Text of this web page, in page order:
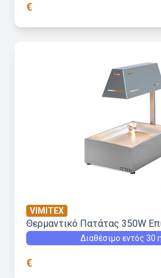
€
VIMITEX
Θερμαντικό Πατάτας 350W
Διαθέσιμο εντός 30
€